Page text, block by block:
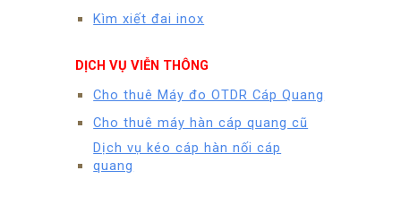
Kìm xiết đai inox
DỊCH VỤ VIỄN THÔNG
Cho thuê Máy đo OTDR Cáp Quang
Cho thuê máy hàn cáp quang cũ
Dịch vụ kéo cáp hàn nối cáp
quang